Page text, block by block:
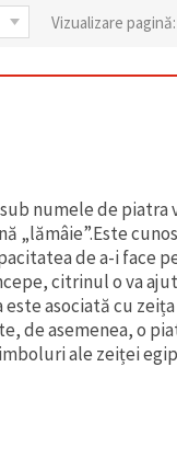
Vizualizare pagină:
numele de piatra
„lămâie”.Este
de a-i face
citrinul o va
asociată cu
de asemenea, o
ale zeiței